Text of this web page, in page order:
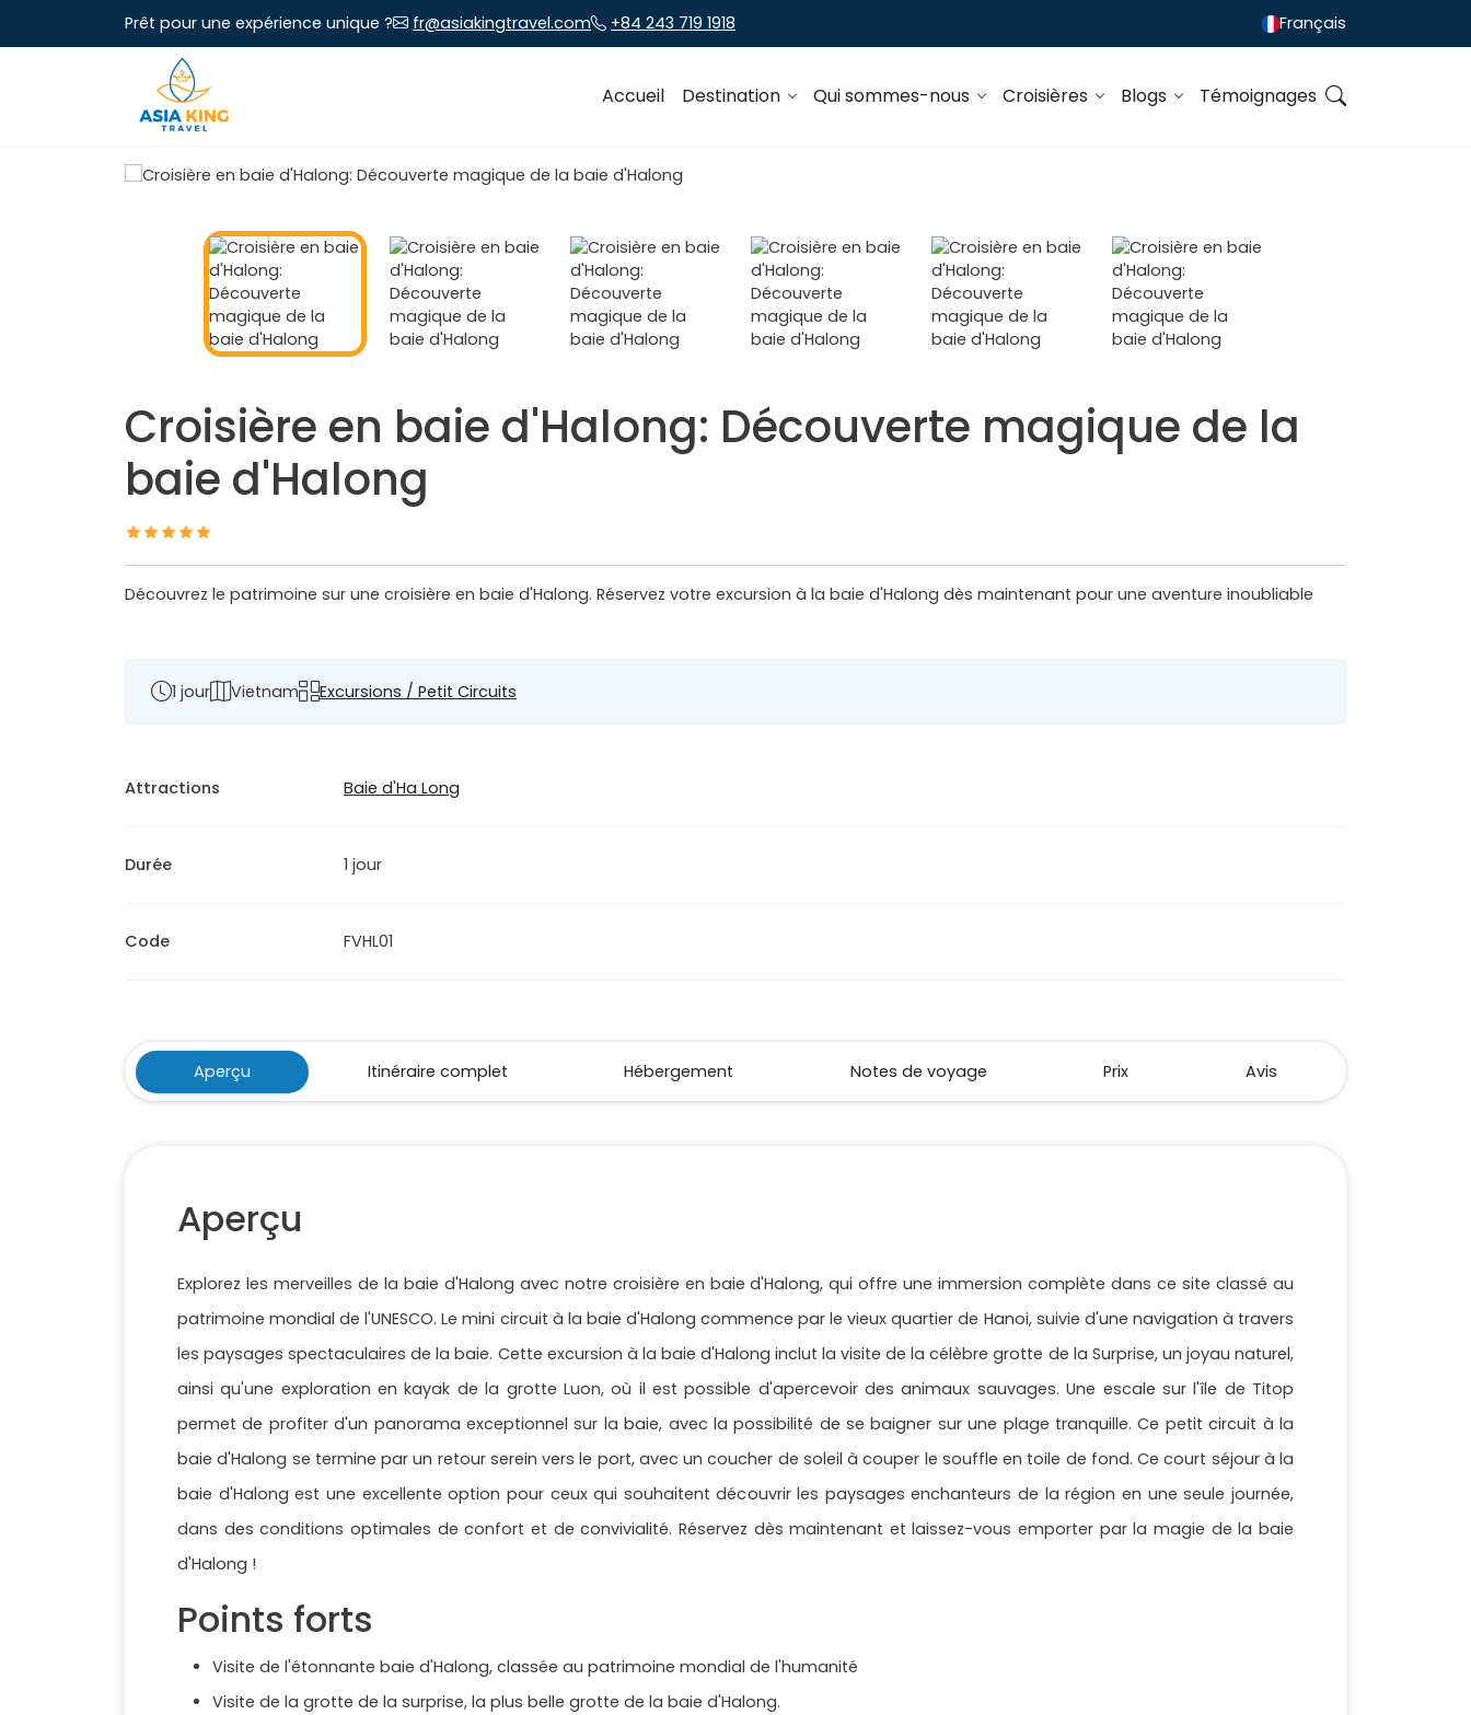
Prêt pour une expérience unique ? fr@asiakingtravel.com +84 243 719 1918 Français
Accueil Destination Qui sommes-nous Croisières Blogs Témoignages
Croisière en baie d'Halong: Découverte magique de la
baie d'Halong
Découvrez le patrimoine sur une croisière en baie d'Halong. Réservez votre excursion à la baie d'Halong dès maintenant pour une aventure inoubliable
1 jour Vietnam Excursions / Petit Circuits
Attractions Baie d'Ha Long
Durée 1 jour
Code FVHL01
Aperçu Itinéraire complet Hébergement Notes de voyage Prix Avis
Aperçu
Explorez les merveilles de la baie d'Halong avec notre croisière en baie d'Halong, qui offre une immersion complète dans ce site classé au
patrimoine mondial de l'UNESCO. Le mini circuit à la baie d'Halong commence par le vieux quartier de Hanoi, suivie d'une navigation à travers
les paysages spectaculaires de la baie. Cette excursion à la baie d'Halong inclut la visite de la célèbre grotte de la Surprise, un joyau naturel,
ainsi qu'une exploration en kayak de la grotte Luon, où il est possible d'apercevoir des animaux sauvages. Une escale sur l'île de Titop
permet de profiter d'un panorama exceptionnel sur la baie, avec la possibilité de se baigner sur une plage tranquille. Ce petit circuit à la
baie d'Halong se termine par un retour serein vers le port, avec un coucher de soleil à couper le souffle en toile de fond. Ce court séjour à la
baie d'Halong est une excellente option pour ceux qui souhaitent découvrir les paysages enchanteurs de la région en une seule journée,
dans des conditions optimales de confort et de convivialité. Réservez dès maintenant et laissez-vous emporter par la magie de la baie
d'Halong !
Points forts
Visite de l'étonnante baie d'Halong, classée au patrimoine mondial de l'humanité
Visite de la grotte de la surprise, la plus belle grotte de la baie d'Halong.